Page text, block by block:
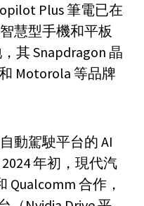
Plus 筆電已在
慧型手機和平板
其 Snapdragon 晶
Motorola 等品牌
動駕駛平台的 AI
年初，現代汽
Qualcomm 合作，